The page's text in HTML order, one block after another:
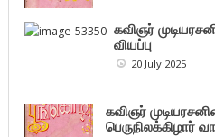
கவிஞர்
வியப்பு
20 July 2025
கவிஞர்
பெருநிலக்கிழார்